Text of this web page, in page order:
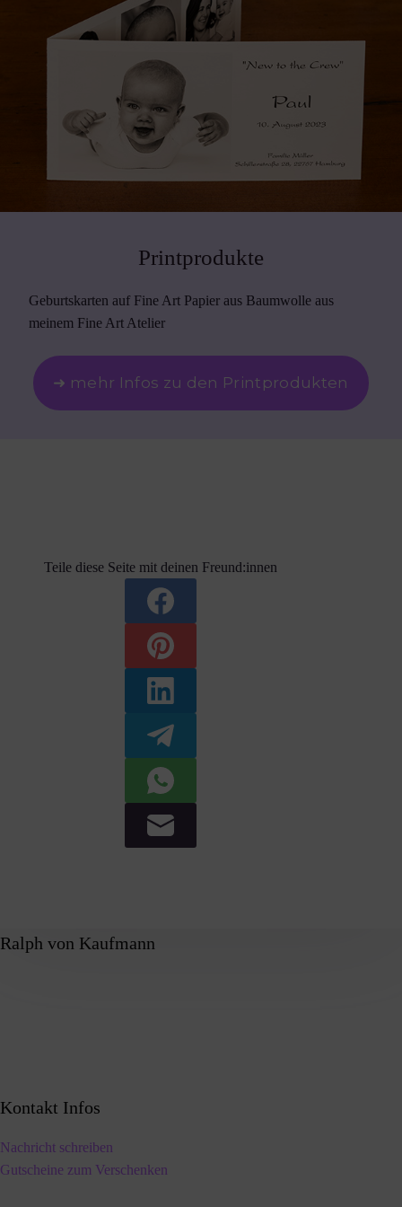
Printprodukte
Geburtskarten auf Fine Art Papier aus Baumwolle aus
meinem Fine Art Atelier
➜ mehr Infos zu den Printprodukten
Teile diese Seite mit deinen Freund:innen
Ralph von Kaufmann
Kontakt Infos
Nachricht schreiben
Gutscheine zum Verschenken